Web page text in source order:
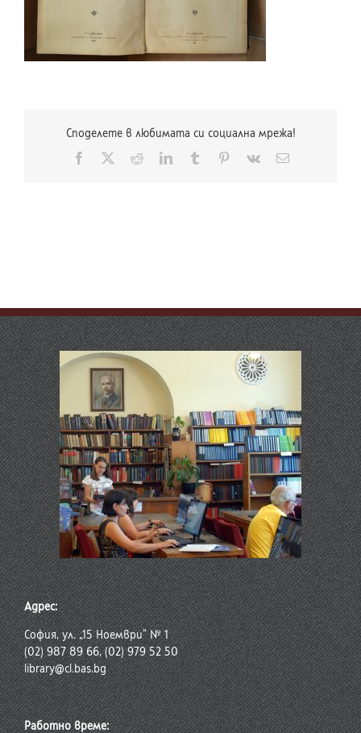
Споделете в любимата си социална мрежа!
Facebook RedditLinkedInTumblr Pinterest
Vk
Електронна
Адрес:
София, ул. „15 Ноември“ № 1
(02) 987 89 66, (02) 979 52 50
library@cl.bas.bg
Работно време: